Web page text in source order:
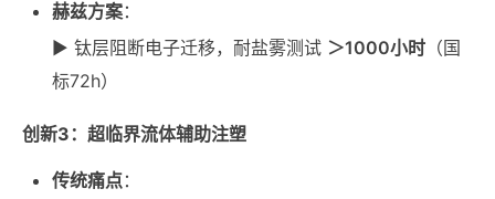
赫兹方案：
▶ 钛层阻断电子迁移，耐盐雾测试 ＞1000小时 （国
标72h）
创新3：超临界流体辅助注塑
传统痛点：